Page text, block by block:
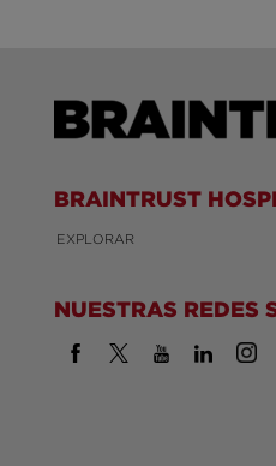
BRAINTRUST
EXPLORAR
NUESTRAS REDES